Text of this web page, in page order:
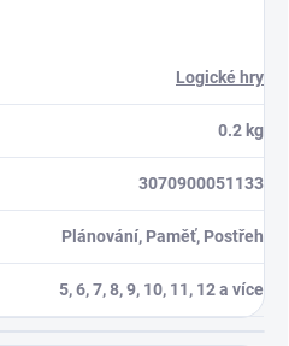
Logické hry
0.2 kg
3070900051133
Plánování, Paměť, Postřeh
5, 6, 7, 8, 9, 10, 11, 12 a více